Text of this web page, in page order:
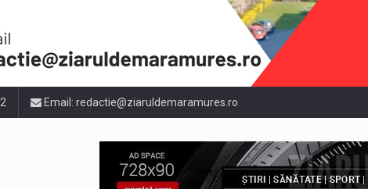
Email: redactie@ziaruldemaramures.ro